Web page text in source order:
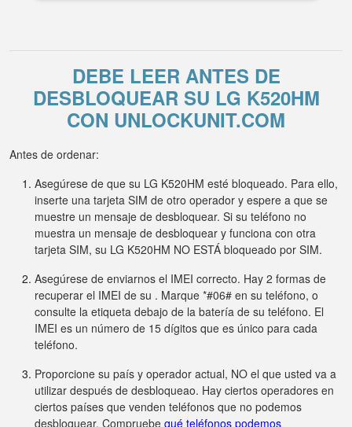
DEBE LEER ANTES DE
DESBLOQUEAR SU LG K520HM
CON UNLOCKUNIT.COM
Antes de ordenar:
Asegúrese de que su LG K520HM esté bloqueado. Para ello,
inserte una tarjeta SIM de otro operador y espere a que se
muestre un mensaje de desbloquear. Si su teléfono no
muestra un mensaje de desbloquear y funciona con otra
tarjeta SIM, su LG K520HM NO ESTÁ bloqueado por SIM.
Asegúrese de enviarnos el IMEI correcto. Hay 2 formas de
recuperar el IMEI de su . Marque *#06# en su teléfono, o
consulte la etiqueta debajo de la batería de su teléfono. El
IMEI es un número de 15 dígitos que es único para cada
teléfono.
Proporcione su país y operador actual, NO el que usted va a
utilizar después de desbloqueao. Hay ciertos operadores en
ciertos países que venden teléfonos que no podemos
desbloquear. Compruebe qué teléfonos podemos